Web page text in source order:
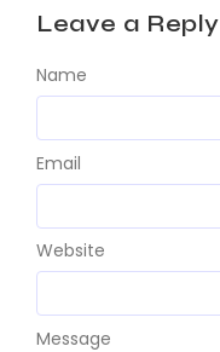
Leave a Reply
Message
Name
Email
Website